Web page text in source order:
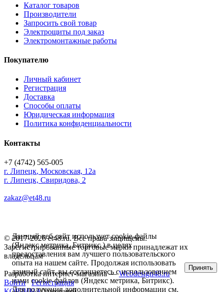
Каталог товаров
Производители
Запросить свой товар
Электрощиты под заказ
Электромонтажные работы
Покупателю
Личный кабинет
Регистрация
Доставка
Способы оплаты
Юридическая информация
Политика конфиденциальности
Контакты
+7 (4742) 565-005
г. Липецк, Московская, 12а
г. Липецк, Свиридова, 2
zakaz@et48.ru
© 2017-2026 et48.ru. Все права защищены.
Зарегистрированные торговые марки принадлежат их
владельцам
Разработка интернет-магазина —Webdesign48.ru
Войти
Регистрация
Данный веб-сайт использует cookie-файлы
(Яндекс метрика, Битрикс ) в целях
предоставления вам лучшего пользовательского
опыта на нашем сайте. Продолжая использовать
данный сайт, вы соглашаетесь с использованием
нами cookie-файлов (Яндекс метрика, Битрикс).
Для получения дополнительной информации см.
Принять